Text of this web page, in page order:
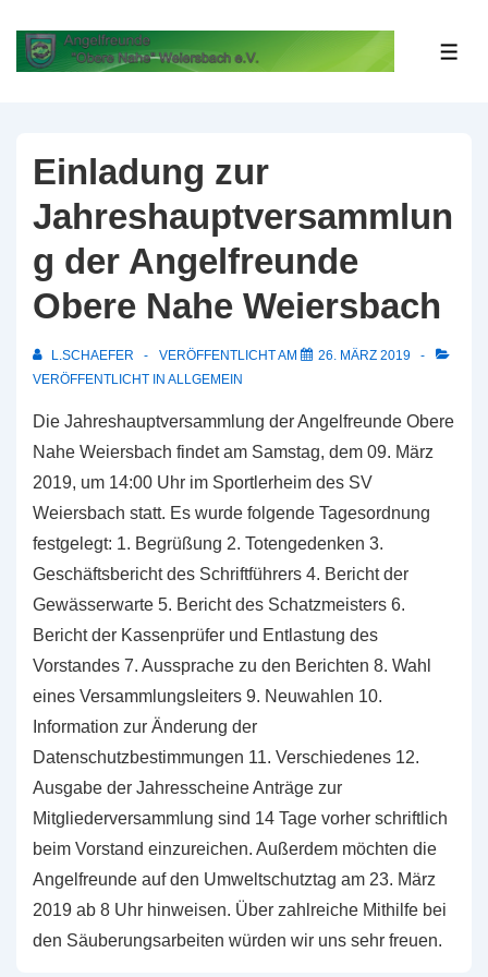
Zum
Inhalt
Einladung zur
Jahreshauptversammlun
g der Angelfreunde
Obere Nahe Weiersbach
L.SCHAEFER VERÖFFENTLICHT AM
26. MÄRZ 2019
VERÖFFENTLICHT IN ALLGEMEIN
Die Jahreshauptversammlung der Angelfreunde Obere
Nahe Weiersbach findet am Samstag, dem 09. März
2019, um 14:00 Uhr im Sportlerheim des SV
Weiersbach statt. Es wurde folgende Tagesordnung
festgelegt: 1. Begrüßung 2. Totengedenken 3.
Geschäftsbericht des Schriftführers 4. Bericht der
Gewässerwarte 5. Bericht des Schatzmeisters 6.
Bericht der Kassenprüfer und Entlastung des
Vorstandes 7. Aussprache zu den Berichten 8. Wahl
eines Versammlungsleiters 9. Neuwahlen 10.
Information zur Änderung der
Datenschutzbestimmungen 11. Verschiedenes 12.
Ausgabe der Jahresscheine Anträge zur
Mitgliederversammlung sind 14 Tage vorher schriftlich
beim Vorstand einzureichen. Außerdem möchten die
Angelfreunde auf den Umweltschutztag am 23. März
2019 ab 8 Uhr hinweisen. Über zahlreiche Mithilfe bei
den Säuberungsarbeiten würden wir uns sehr freuen.